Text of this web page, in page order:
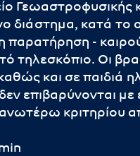
Γεωαστροφυσικής
διάστημα, κατά το
παρατήρηση -
τηλεσκόπιο. Οι
και σε παιδιά
επιβαρύνονται
κριτηρίου